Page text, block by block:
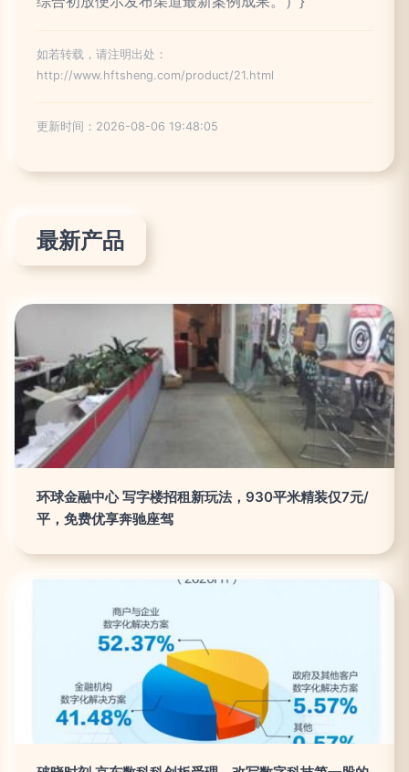
如若转载，请注明出处：
http://www.hftsheng.com/product/21.html
更新时间：2026-08-06 19:48:05
最新产品
环球金融中心 写字楼招租新玩法，930平米精装仅7元/
平，免费优享奔驰座驾